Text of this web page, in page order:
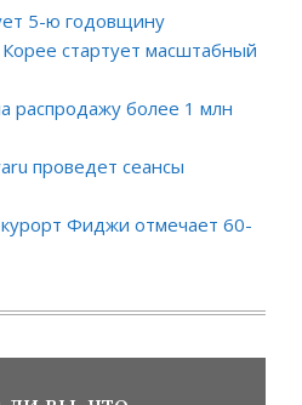
5-ю годовщину
стартует масштабный
распродажу более 1 млн
проведет сеансы
Фиджи отмечает 60-